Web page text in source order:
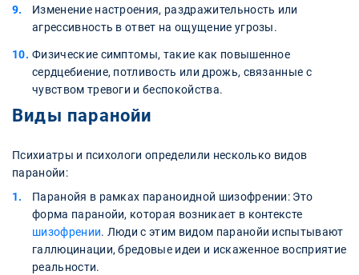
Изменение настроения, раздражительность или
агрессивность в ответ на ощущение угрозы.
Физические симптомы, такие как повышенное
сердцебиение, потливость или дрожь, связанные с
чувством тревоги и беспокойства.
Виды паранойи
Психиатры и психологи определили несколько видов
паранойи:
Паранойя в рамках параноидной шизофрении: Это
форма паранойи, которая возникает в контексте
шизофрении. Люди с этим видом паранойи испытывают
галлюцинации, бредовые идеи и искаженное восприятие
реальности.